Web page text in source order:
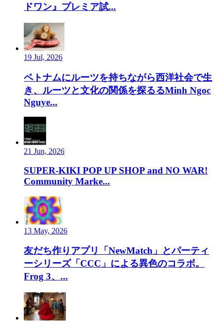
ドワン』プレミア試...
19 Jul, 2026
ベトナムにルーツを持ちながら西洋社会で生
き、ルーツと文化の関係を探るるMinh Ngoc
Nguye...
21 Jun, 2026
SUPER-KIKI POP UP SHOP and NO WAR!
Community Marke...
13 May, 2026
友だち作りアプリ「NewMatch」とパーティ
ーシリーズ「CCC」による異色のコラボ。
Frog 3、...